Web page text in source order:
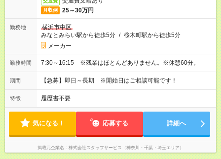
月収例 25～30万円
勤務地
横浜市中区
みなとみらい駅から徒歩5分 / 桜木町駅から徒歩5分
メーカー
勤務時間 7:30～16:15 ※残業はほとんどありません。※休憩60分。
期間 【急募】即日～長期 ※開始日はご相談可能です！
特徴 履歴書不要
気になる！ 応募する 詳細へ
掲載元企業名 株式会社スタッフサービス（神奈川・千葉・埼玉エリア）